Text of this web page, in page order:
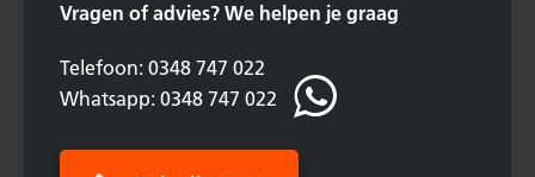
Vragen of advies? We helpen je graag
Telefoon: 0348 747 022
Whatsapp: 0348 747 022